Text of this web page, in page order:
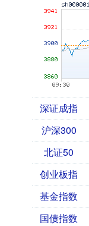
深证成指
沪深300
北证50
创业板指
基金指数
国债指数